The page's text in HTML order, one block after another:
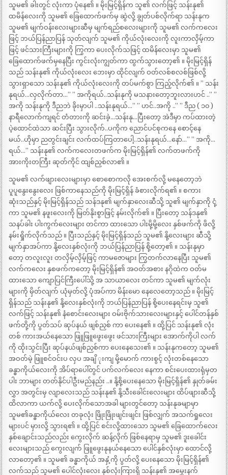
သူမ၏ ခါးတွင် လုံးကာ ပုံနေ၏ ။ မိုးမြင့်ရှိန်က သူ၏ လက်ဖြင့် သန်းနု၏
ထမိန်လေးကို သူမ၏ ခြေထောက်ဖက်မှ ဆွဲလို့ ချွတ်ပစ်လိုက်ရာ သန်းနုက
သူမ၏ မျက်ဝန်းလေးများဆီမှ မျက်ရည်စလေးများကို သူမ၏ လက်ကလေး
ဖြင့် ဘယ်ပြန်ညာပြန် သုတ်လျက် သူမ၏ ကိုယ်လုံးလေးကို လူးကာလှိမ့်ကာ
ဖြင့် ဖင်သားကြီးများကို ကြွကာ ပေးလိုက်သဖြင့် ထမိန်လေးမှာ သူမ၏
ခြေထောက်ဖက်မှနေပြီး ကွင်းလုံးကျွတ်ကာ ထွက်သွားတော့၏ ။ မိုးမြင့်ရှိန်
သည် သန်းနု၏ ကိုယ်လုံးလေး ဘေးမှာ ထိုင်လျက် ဝတ်လစ်စလစ်ဖြစ်လို့
သွားရှာသော သန်းနု၏ ကိုယ်လုံးလေးကို တပ်မက်စွာ ကြည့်လိုက်၏ ။ ” သန်း
နုရယ်…လှလိုက်တာ…” ” အကိုရယ်..သန်းနုကို မသနားတော့ဘူးလားဟင် ..” ”
အကို သန်းနုကို ဒီညဘဲ ခိုးမှာပါ ..သန်းနုရယ်…” ” ဟင်..အကို ..” ” ဒီည ( ၁၀ )
နာရီလောက်ကျရင် တံတားကို ဆင်းခဲ့…သန်းနု…ပြီးတော့ အဲဒီမှာ ကပ်ထားတဲ့
ပဲ့ထောင်ထဲသာ ဆင်းပြီး သွားလိုက်..ပကိုက ညောင်ပင်စုကနေ စောင့်နေ
မယ်..ဟိုမှာ ညတွင်းချင်း လက်ထပ်ကြတာပေါ့..သန်းနုရယ်…နော်…” ” အကို…
ရယ်…” သန်းနု၏ လက်ကလေးတဖက်က မိုးမြင့်ရှိန်၏ လက်တဖက်ကို
အားကိုးတကြီး ဆုတ်ကိုင် ထျစ်ညှစ်လာ၏ ။
သူမ၏ လက်ဖျားလေးများမှာ စောစောကလို အေးစက်လို့ မနေတော့ဘဲ
ပူပူနွေးနွေးလေး ဖြစ်ကာနေသည်ကို မိုးမြင့်ရှိန် ခံစားလိုက်ရ၏ ။ စကား
ဆုံးသည်နှင့် မိုးမြင့်ရှိန်သည် သန်ဒနု၏ မျက်နှာလေးဆီသို့ သူ၏ မျက်နှာကို ငုံ့
ကာ သူမ၏ နဖူးလေးကို မြတ်နိုးစွာဖြင့် နမ်းလိုက်၏ ။ ပြီးတော့ သန်ဒနု၏
သနပ်ခါး ပါးကွက်လေးများ တင်ကာ ထားသော ပါးမို့မို့လေး နှစ်ဖက်ကို ဖိလို့
နမ်းရှိုက်လိုက်သည် ။ ပြီးသည်နှင့် မိုးမြင့်ရှိန်သည် သူမ၏ နို့လေးများ ဆီသို့
မျက်နှာအပ်ကာ နို့လေးနှစ်လုံးကို ဘယ်ပြန်ညာပြန် စို့တော့၏ ။ သန်းနုမှာ
တော့ တလူးလူး တလှိမ့်လှိမ့်ဖြင့် ကာမဇောများ ကြွတက်လာနေပြီး သူမ၏
လက်ကလေး နှစဖက်ကတော့ မိုးမြင့်ရှိန်၏ အဝတ်အစား နဂိုထဲက ဝတ်မ
ထားသော ကျောပြင်ကြီးပေါ်သို့ အ သာယာလေး တင်ကာ သူမ၏ မျက်လုံး
များကို မှိတ်လျက် ယုံမှတ်လို့ ပုံအပ်ကာ မိန်းမော နေလေတော့သည် ။ မိုးမြင့်
ရှိန်သည် သန်းနု၏ နို့လေးနှစ်လုံးကို ဘယ်ပြန်ညာပြန် စို့ပေးနေရင်းမှ သူ၏
လက်ဖြင့် သန်းနု၏ နံစောင်းလေးများ ဝမ်းဗိုက်သားလေးများနှင့် ပေါင်တန်နှစ်
ဖက်တို့ကို ပွတ်သပ် ဆုပ်နယ် ဖျစ်ညှစ် ကာ ပေးနေ၏ ။ ထို့ပြင် သန်းနု၏ လုံး
တစ် ကားအယ်နေသော ဖြူဖြူဖွေးဖွေး ဖင်သားကြီးများ အောက်ကိုပါ လက်
ကို ထိုးသွင်းပြီး ဆုပ်နယ်ဖျစ်ညှစ်ကာ ပေးနေသေး၏ ။ သန်းနုကတော့ သူမ၏
အဝတ်မဲ့ ဖြူစင်ဝင်းပ လှပ အချိ ုးကျ မို့မောက် ကားစွင့် လုံးတစ်နေသော
ခန္ဓာကိုယ်လေးကို အိပ်ရာပေါ်တွင် ပက်လက်လေး နေကာ စင်းပေးထားရုံမှတ
ပါး ဘာများ တတ်နိုင်ပါဦးမည်နည်း ..။ နို့စို့ပေးနေသော မိုးမြင့်ရှိန်၏ နှုတ်ခမ်း
လွှာ အတွင်းမှ လျာလေးသည် သန်းနု၏ နို့သီးခေါင်းလေးများ ထိပ်ဖျားဆီသို့
ထိလာကာ ယက်လို့ ပေးလိုက်သောအခါ များတွင်တော့ သန်းနုခမျာမှာ
သူမ၏ခန္ဓာကိုယ်လေး တခုလုံး ဖြိုးဖြိုးဖျင်းဖျင်း ဖြစ်လျှက် အသက်ရှုလေး
များပင် မှားလို့ သွားရ၏ ။ ထို့ပြင် စင်းလို့ထားသော သူမ၏ ခြေထောက်လေး
နှစ်ချောင်းသည်လည်း ကွေးလိုက် ဆန့်လိုက် ဖြစ်နေရာမှ သူမ၏ ဒူးခေါင်း
လေးများသည် ကွေးလျက် ဖြူဖွေးနုနယ်နေသော ပေါင်နှစ်လုံးမှာ ထောင်လို့
လာတော့၏ ။ သူမ၏ ခန္ဓာကိုယ် အနှံ့ကို ပွတ်လို့ ပေးနေသော မိုးမြင့်ရှိန်၏
လက်သည် သူမ၏ ပေါင်လုံးလေး နှစ်လုံးကြားရှိ သန်းနု၏ အမွှေးနက်